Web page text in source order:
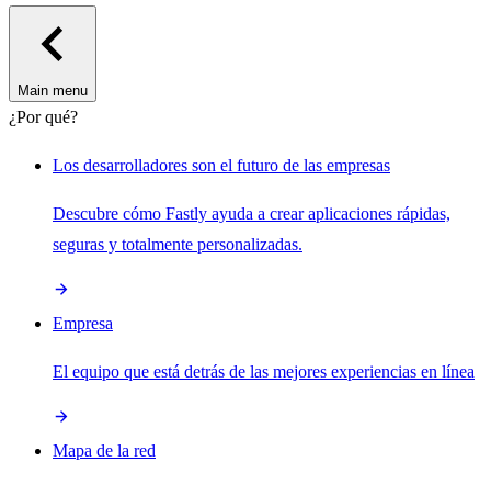
Main menu
¿Por qué?
Los desarrolladores son el futuro de las empresas
Descubre cómo Fastly ayuda a crear aplicaciones rápidas,
seguras y totalmente personalizadas.
Empresa
El equipo que está detrás de las mejores experiencias en línea
Mapa de la red